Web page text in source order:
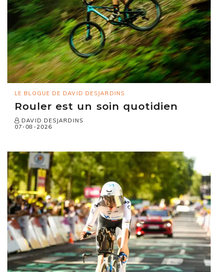
LE BLOGUE DE DAVID DESJARDINS
Rouler est un soin quotidien
DAVID DESJARDINS
07-08-2026